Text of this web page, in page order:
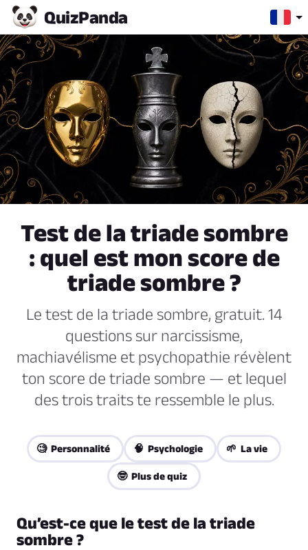
QuizPanda
Test de la triade sombre
: quel est mon score de
triade sombre ?
Le test de la triade sombre, gratuit. 14
questions sur narcissisme,
machiavélisme et psychopathie révèlent
ton score de triade sombre — et lequel
des trois traits te ressemble le plus.
🧐 Personnalité 🧠 Psychologie 🌱 La vie
🤓 Plus de quiz
Qu’est-ce que le test de la triade
sombre ?